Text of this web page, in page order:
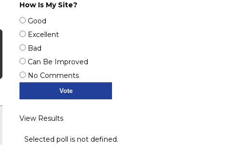
How Is My Site?
Good
Excellent
Bad
Can Be Improved
No Comments
View Results
Selected poll is not defined.